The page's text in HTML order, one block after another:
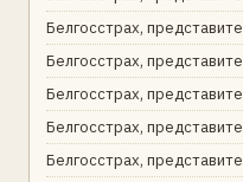
Белгосстрах,
Белгосстрах,
Белгосстрах,
Белгосстрах,
Белгосстрах,